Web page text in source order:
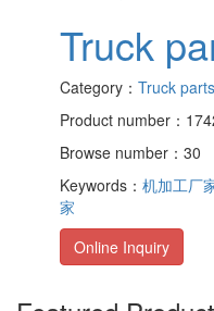
Truck
Category： Truck parts
Product number：
Browse number：30
Keywords： 机加工厂
家
Online Inquiry